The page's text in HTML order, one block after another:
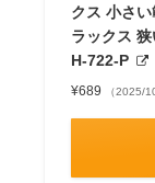
クス 小さ
ラックス
H-722-P
¥689 （2025/